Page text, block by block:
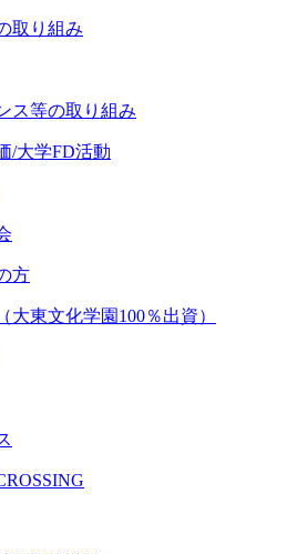
取り組み
ス等の取り組み
/大学FD活動
方
大東文化学園100％出資）